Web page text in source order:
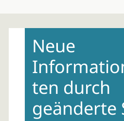
contentNeue
ten durch
geänderte